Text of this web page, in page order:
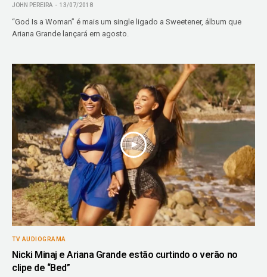
JOHN PEREIRA 13/07/2018
“God Is a Woman” é mais um single ligado a Sweetener, álbum que
Ariana Grande lançará em agosto.
TV AUDIOGRAMA
Nicki Minaj e Ariana Grande estão curtindo o verão no
clipe de “Bed”